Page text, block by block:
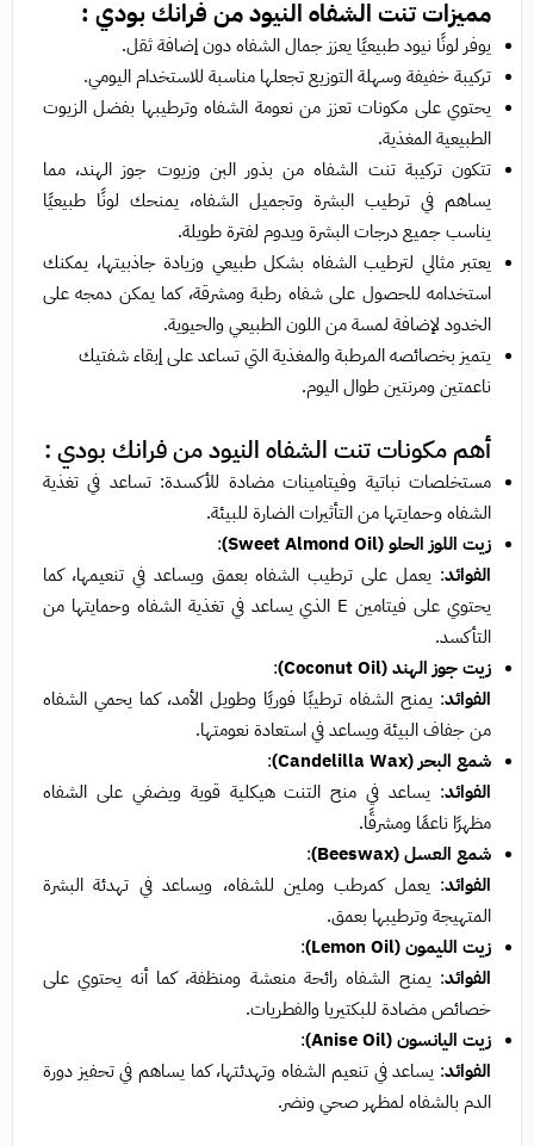
مميزات تنت الشفاه النيود من فرانك بودي :
يوفر لونًا نيود طبيعيًا يعزز جمال الشفاه دون إضافة ثقل.
تركيبة خفيفة وسهلة التوزيع تجعلها مناسبة للاستخدام اليومي.
يحتوي على مكونات تعزز من نعومة الشفاه وترطيبها بفضل الزيوت
الطبيعية المغذية.
تتكون تركيبة تنت الشفاه من بذور البن وزيوت جوز الهند، مما
يساهم في ترطيب البشرة وتجميل الشفاه، يمنحك لونًا طبيعيًا
يناسب جميع درجات البشرة ويدوم لفترة طويلة.
يعتبر مثالي لترطيب الشفاه بشكل طبيعي وزيادة جاذبيتها، يمكنك
استخدامه للحصول على شفاه رطبة ومشرقة، كما يمكن دمجه على
الخدود لإضافة لمسة من اللون الطبيعي والحيوية.
يتميز بخصائصه المرطبة والمغذية التي تساعد على إبقاء شفتيك
ناعمتين ومرنتين طوال اليوم.
أهم مكونات تنت الشفاه النيود من فرانك بودي :
مستخلصات نباتية وفيتامينات مضادة للأكسدة: تساعد في تغذية
الشفاه وحمايتها من التأثيرات الضارة للبيئة.
زيت اللوز الحلو (Sweet Almond Oil)
:
الفوائد: يعمل على ترطيب الشفاه بعمق ويساعد في تنعيمها، كما
يحتوي على فيتامين E الذي يساعد في تغذية الشفاه وحمايتها من
التأكسد.
زيت جوز الهند (Coconut Oil)
:
الفوائد: يمنح الشفاه ترطيبًا فوريًا وطويل الأمد، كما يحمي الشفاه
من جفاف البيئة ويساعد في استعادة نعومتها.
شمع البحر (Candelilla Wax)
:
الفوائد: يساعد في منح التنت هيكلية قوية ويضفي على الشفاه
مظهرًا ناعمًا ومشرقًا.
شمع العسل (Beeswax)
:
الفوائد: يعمل كمرطب وملين للشفاه، ويساعد في تهدئة البشرة
المتهيجة وترطيبها بعمق.
زيت الليمون (Lemon Oil)
:
الفوائد: يمنح الشفاه رائحة منعشة ومنظفة، كما أنه يحتوي على
خصائص مضادة للبكتيريا والفطريات.
زيت اليانسون (Anise Oil)
:
الفوائد: يساعد في تنعيم الشفاه وتهدئتها، كما يساهم في تحفيز دورة
الدم بالشفاه لمظهر صحي ونضر.